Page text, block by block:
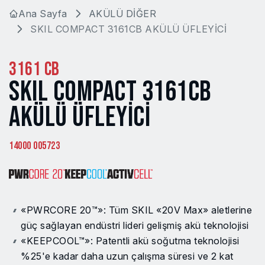
Ana Sayfa
AKÜLÜ DİĞER
SKIL COMPACT 3161CB AKÜLÜ ÜFLEYİCİ
3161 CB
SKIL COMPACT 3161CB
AKÜLÜ ÜFLEYİCİ
14000 005723
«PWRCORE 20™»: Tüm SKIL «20V Max» aletlerine
güç sağlayan endüstri lideri gelişmiş akü teknolojisi
«KEEPCOOL™»: Patentli akü soğutma teknolojisi
%25'e kadar daha uzun çalışma süresi ve 2 kat